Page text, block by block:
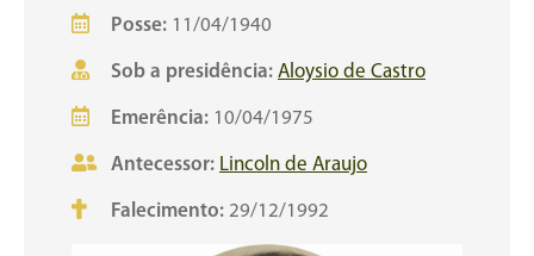
Posse: 11/04/1940
Sob a presidência: Aloysio de Castro
Emerência: 10/04/1975
Antecessor: Lincoln de Araujo
Falecimento: 29/12/1992